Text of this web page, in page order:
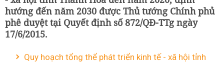
hướng đến năm 2030 được Thủ tướng Chính phủ
phê duyệt tại Quyết định số 872/QĐ-TTg ngày
17/6/2015.
Quy hoạch tổng thể phát triển kinh tế - xã hội tỉnh